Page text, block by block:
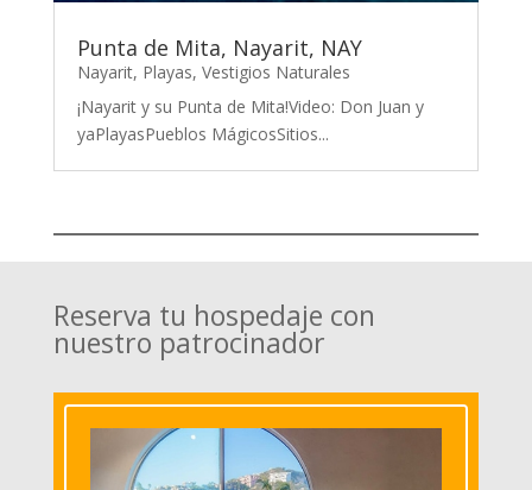
Punta de Mita, Nayarit, NAY
Nayarit, Playas, Vestigios Naturales
¡Nayarit y su Punta de Mita!Video: Don Juan y
yaPlayasPueblos MágicosSitios...
Reserva tu hospedaje con
nuestro patrocinador